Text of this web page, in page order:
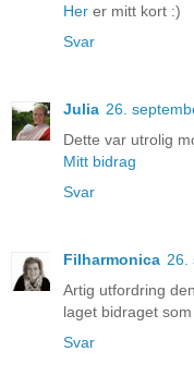
Her er mitt kort :)
Svar
Julia 26.
Dette var utrolig
Mitt bidrag
Svar
Filharmonica 26.
Artig utfordring
laget bidraget
Svar